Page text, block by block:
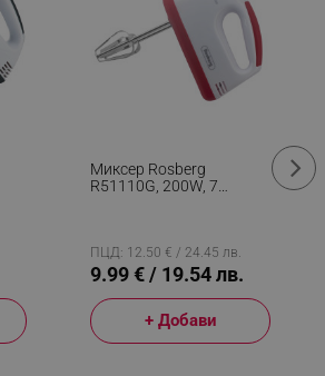
Миксер Rosberg
R51110G, 200W, 7
ПЦД: 12.50 € / 24.45 лв.
9.99 € / 19.54 лв.
+ Добави